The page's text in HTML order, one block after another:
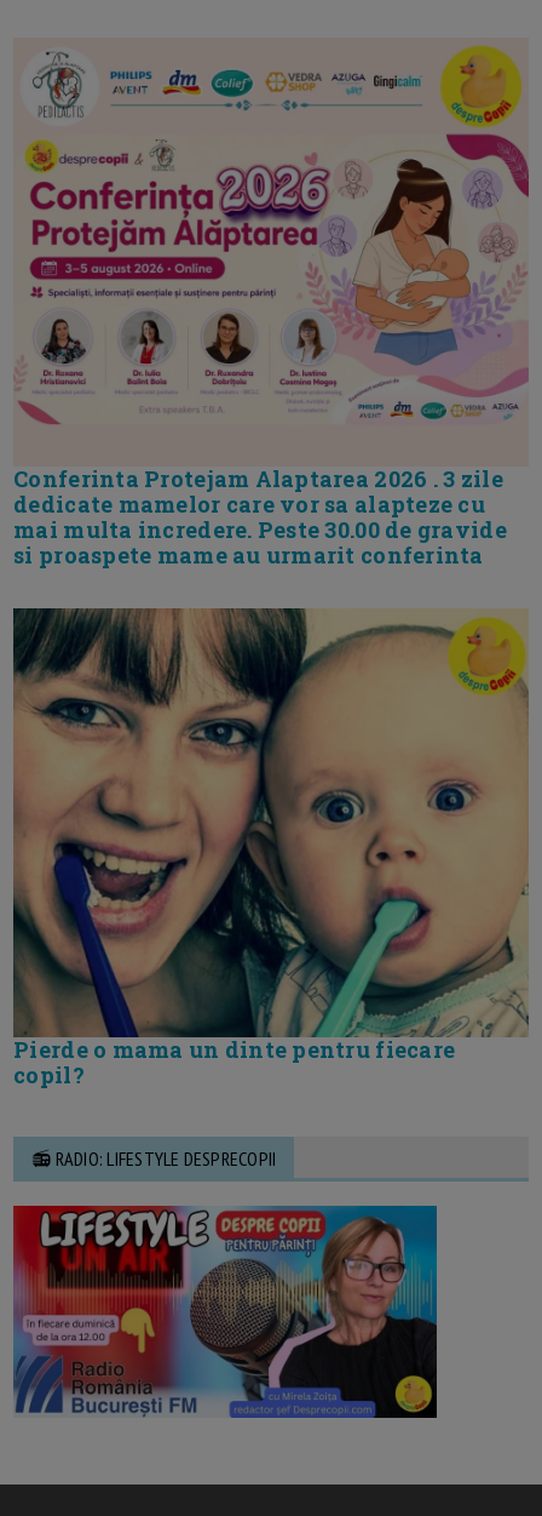
Conferinta Protejam Alaptarea 2026 . 3 zile
dedicate mamelor care vor sa alapteze cu
mai multa incredere. Peste 30.00 de gravide
si proaspete mame au urmarit conferinta
Pierde o mama un dinte pentru fiecare
copil?
📻 RADIO: LIFESTYLE DESPRECOPII